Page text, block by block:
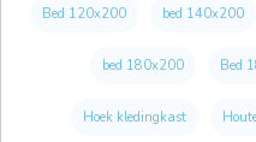
Bed 120x200 bed 140x200
bed 180x200 Bed
Hoek kledingkast